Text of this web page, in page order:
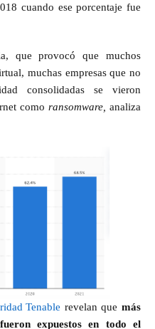
cuando ese porcentaje fue
que provocó que muchos
muchas empresas que no
consolidadas se vieron
como ransomware, analiza
Tenable revelan que más
expuestos en todo el